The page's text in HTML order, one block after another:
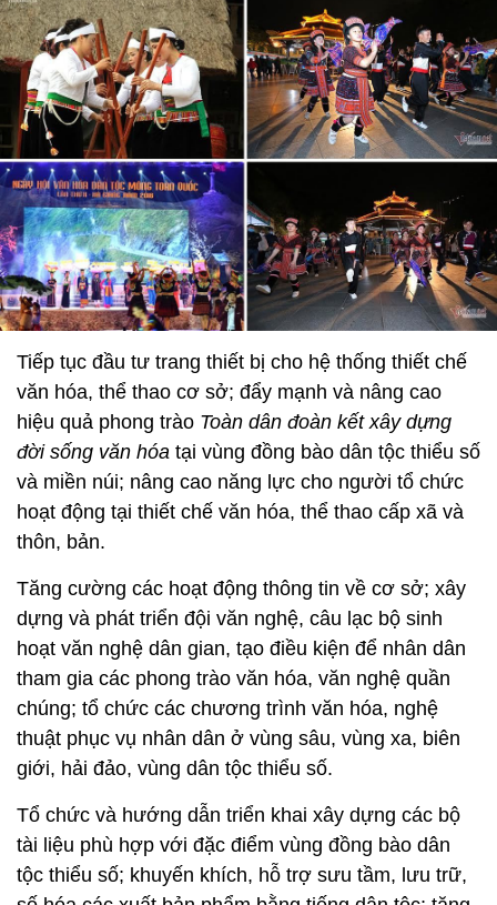
Tiếp tục đầu tư trang thiết bị cho hệ thống thiết chế
văn hóa, thể thao cơ sở; đẩy mạnh và nâng cao
hiệu quả phong trào Toàn dân đoàn kết xây dựng
đời sống văn hóa tại vùng đồng bào dân tộc thiểu số
và miền núi; nâng cao năng lực cho người tổ chức
hoạt động tại thiết chế văn hóa, thể thao cấp xã và
thôn, bản.
Tăng cường các hoạt động thông tin về cơ sở; xây
dựng và phát triển đội văn nghệ, câu lạc bộ sinh
hoạt văn nghệ dân gian, tạo điều kiện để nhân dân
tham gia các phong trào văn hóa, văn nghệ quần
chúng; tổ chức các chương trình văn hóa, nghệ
thuật phục vụ nhân dân ở vùng sâu, vùng xa, biên
giới, hải đảo, vùng dân tộc thiểu số.
Tổ chức và hướng dẫn triển khai xây dựng các bộ
tài liệu phù hợp với đặc điểm vùng đồng bào dân
tộc thiểu số; khuyến khích, hỗ trợ sưu tầm, lưu trữ,